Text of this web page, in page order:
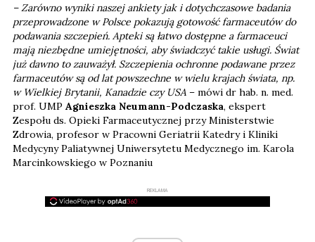
– Zarówno wyniki naszej ankiety jak i dotychczasowe badania
przeprowadzone w Polsce pokazują gotowość farmaceutów do
podawania szczepień. Apteki są łatwo dostępne a farmaceuci
mają niezbędne umiejętności, aby świadczyć takie usługi. Świat
już dawno to zauważył. Szczepienia ochronne podawane przez
farmaceutów są od lat powszechne w wielu krajach świata, np.
w Wielkiej Brytanii, Kanadzie czy USA – mówi dr hab. n. med.
prof. UMP Agnieszka Neumann-Podczaska, ekspert
Zespołu ds. Opieki Farmaceutycznej przy Ministerstwie
Zdrowia, profesor w Pracowni Geriatrii Katedry i Kliniki
Medycyny Paliatywnej Uniwersytetu Medycznego im. Karola
Marcinkowskiego w Poznaniu
REKLAMA